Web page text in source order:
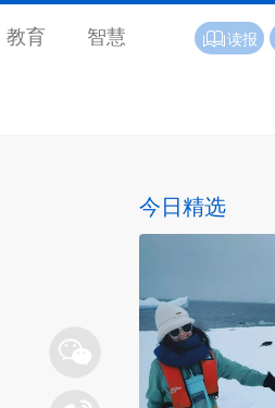
教育 智慧 读报
今日精选